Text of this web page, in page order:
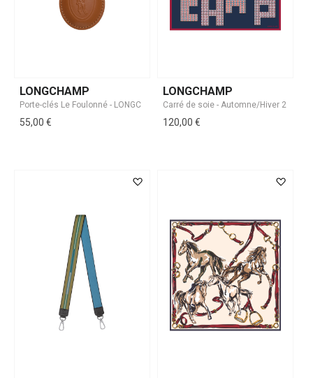
LONGCHAMP
55,00 €
LONGCHAMP
120,00 €